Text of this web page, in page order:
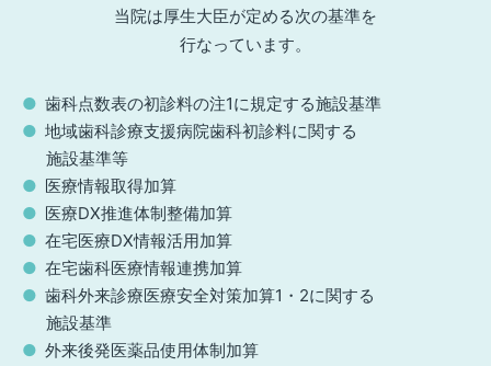
当院は厚生大臣が定める次の基準を
行なっています。
歯科点数表の初診料の注1に規定する施設基準
地域歯科診療支援病院歯科初診料に関する
施設基準等
医療情報取得加算
医療DX推進体制整備加算
在宅医療DX情報活用加算
在宅歯科医療情報連携加算
歯科外来診療医療安全対策加算1・2に関する
施設基準
外来後発医薬品使用体制加算